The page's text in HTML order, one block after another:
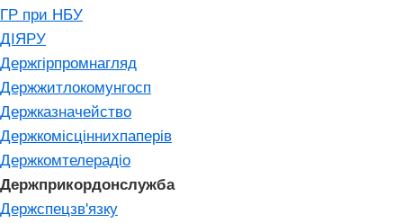
ГР при НБУ
ДІЯРУ
Держгірпромнагляд
Держжитлокомунгосп
Держказначейство
Держкомісціннихпаперів
Держкомтелерадіо
Держприкордонслужба
Держспецзв'язку